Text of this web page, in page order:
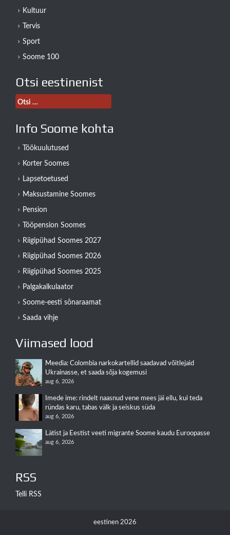
Kultuur
Tervis
Sport
Soome 100
Otsi eestinenist
Otsi:
Info Soome kohta
Töökuulutused
Korter Soomes
Lapsetoetused
Maksustamine Soomes
Pension
Tööpension Soomes
Riigipühad Soomes 2027
Riigipühad Soomes 2026
Riigipühad Soomes 2025
Palgakalkulaator
Soome-eesti sõnaraamat
Saada vihje
Viimased lood
Meedia: Colombia narkokartellid saadavad võitlejaid
Ukrainasse, et saada sõja kogemusi
aug 6, 2026
Imede ime: rindelt naasnud vene mees jäi ellu, kui teda
ründas karu, tabas välk ja seiskus süda
aug 6, 2026
Lätist ja Eestist veeti migrante Soome kaudu Euroopasse
aug 6, 2026
RSS
Telli RSS
eestinen 2026